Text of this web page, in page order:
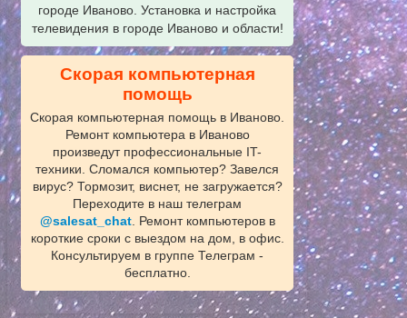
городе Иваново. Установка и настройка
телевидения в городе Иваново и области!
Скорая компьютерная
помощь
Скорая компьютерная помощь в Иваново.
Ремонт компьютера в Иваново
произведут профессиональные IT-
техники. Сломался компьютер? Завелся
вирус? Тормозит, виснет, не загружается?
Переходите в наш телеграм
@salesat_chat. Ремонт компьютеров в
короткие сроки с выездом на дом, в офис.
Консультируем в группе Телеграм -
бесплатно.